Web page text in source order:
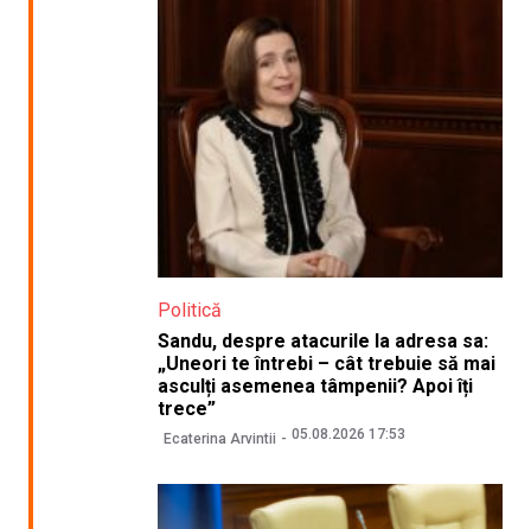
Politică
Sandu, despre atacurile la adresa sa:
„Uneori te întrebi – cât trebuie să mai
asculți asemenea tâmpenii? Apoi îți
trece”
Ecaterina Arvintii 05.08.2026 17:53